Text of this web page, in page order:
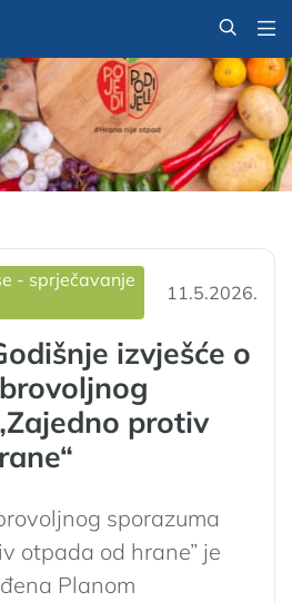
@
- sprječavanje
11.5.2026.
izvješće o
protiv
sporazuma
otpada od hrane” je
Planom